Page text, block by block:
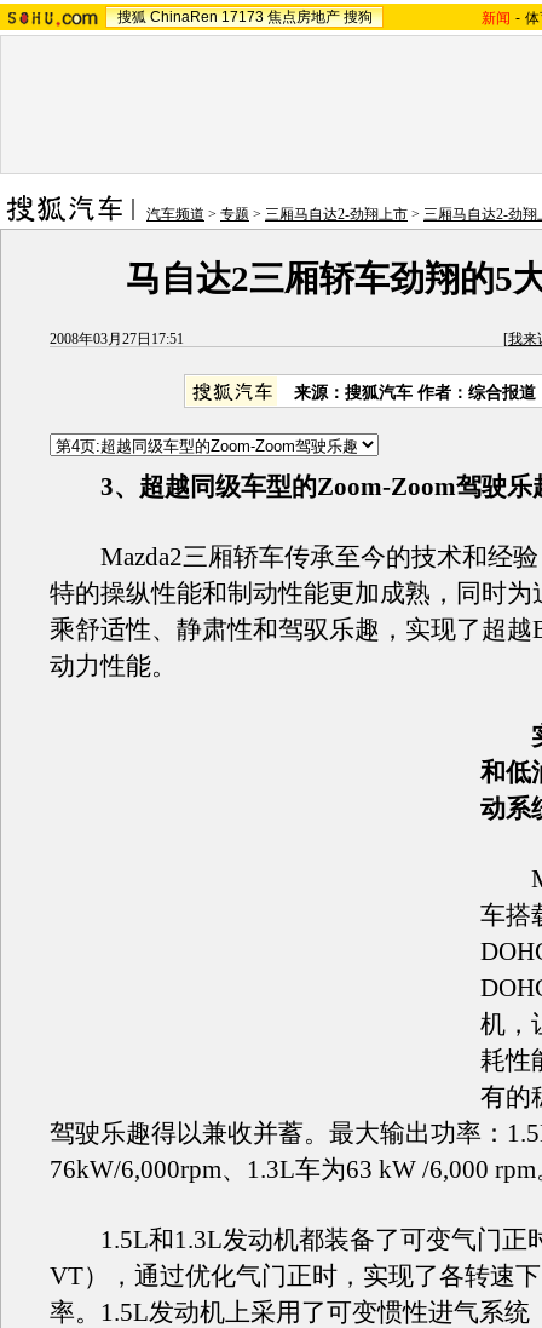
搜狐 ChinaRen 17173 焦点房地产 搜狗 新闻 -
汽车频道 > 专题 > 三厢马自达2-劲翔上市 > 三厢马自达2-劲翔
马自达2三厢轿车劲翔的5
2008年03月27日17:51 [我来
来源：搜狐汽车 作者：综合报道
3、超越同级车型的Zoom-Zoom驾驶乐
Mazda2三厢轿车传承至今的技术和经验
特的操纵性能和制动性能更加成熟，同时为
乘舒适性、静肃性和驾驭乐趣，实现了超越
动力性能。
和低
动系
车搭
机，
耗性
有的
驾驶乐趣得以兼收并蓄。最大输出功率：
76kW/6,000rpm、1.3L车为63 kW /6,000
1.5L和1.3L发动机都装备了可变气门正
VT），通过优化气门正时，实现了各转速
率。1.5L发动机上采用了可变惯性进气系统